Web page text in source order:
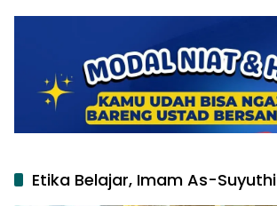
Etika Belajar, Imam As-Suyuthi